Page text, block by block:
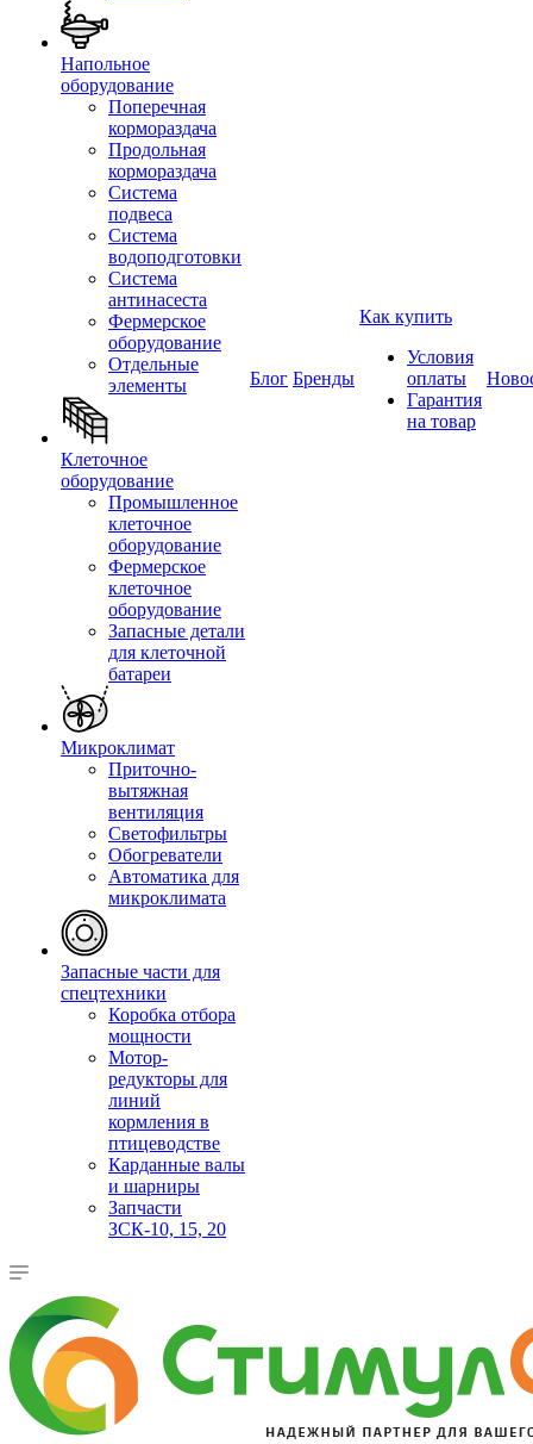
Напольное
оборудование
Поперечная
кормораздача
Продольная
кормораздача
Система
подвеса
Система
водоподготовки
Система
антинасеста
Фермерское
оборудование
Отдельные
элементы
Клеточное
оборудование
Промышленное
клеточное
оборудование
Фермерское
клеточное
оборудование
Запасные детали
для клеточной
батареи
Микроклимат
Приточно-
вытяжная
вентиляция
Светофильтры
Обогреватели
Автоматика для
микроклимата
Запасные части для
спецтехники
Коробка отбора
мощности
Мотор-
редукторы для
линий
кормления в
птицеводстве
Карданные валы
и шарниры
Запчасти
ЗСК-10, 15, 20
Блог Бренды
Как купить
Условия
оплаты
Гарантия
на товар